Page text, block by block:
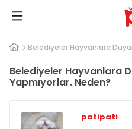
Belediyeler Hayvanlara
Belediyeler Hayvanlara
Yapmıyorlar. Neden?
patipati